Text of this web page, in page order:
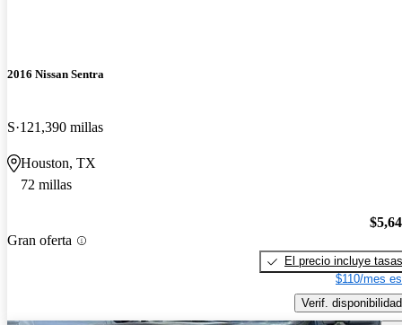
2016 Nissan Sentra
S 121,390 millas
Houston, TX
72 millas
Gran oferta
El precio incluye tasas
$110/mes
Verif. disponibilidad